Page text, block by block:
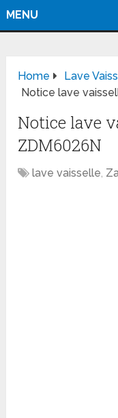
MENU
Home
Lave
Notice lave
Notice lave
ZDM6026N
lave vaisselle,